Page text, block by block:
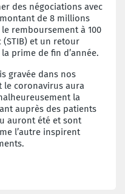
des négociations avec
de 8 millions
remboursement à 100
et un retour
prime de fin d’année.
gravée dans nos
le coronavirus aura
la
auprès des patients
auront été et sont
l’autre inspirent